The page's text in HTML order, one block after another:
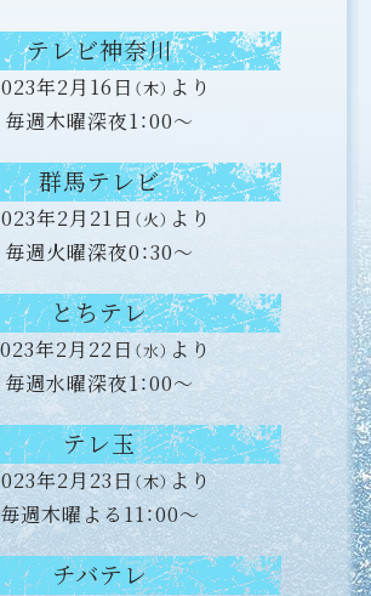
テレビ神奈川
年2月16日 （木） より
毎週木曜深夜1：00～
群馬テレビ
年2月21日 （火） より
毎週火曜深夜0：30～
とちテレ
年2月22日 （水） より
毎週水曜深夜1：00～
テレ玉
年2月23日 （木）より
毎週木曜よる11：00～
チバテレ